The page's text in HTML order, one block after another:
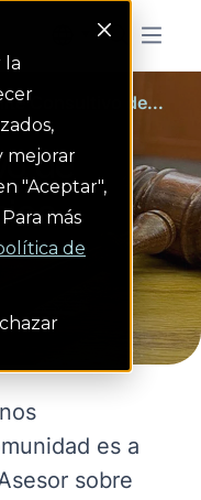
la
mejorar
"Aceptar",
más
de
Menu
Consultivo de...
de
es a
sobre